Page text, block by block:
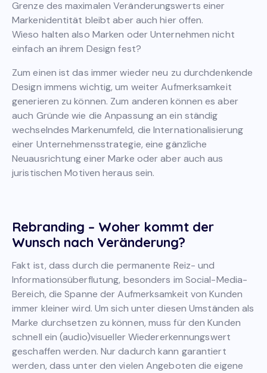
Grenze des maximalen Veränderungswerts einer
Markenidentität bleibt aber auch hier offen.
Wieso halten also Marken oder Unternehmen nicht
einfach an ihrem Design fest?
Zum einen ist das immer wieder neu zu durchdenkende
Design immens wichtig, um weiter Aufmerksamkeit
generieren zu können. Zum anderen können es aber
auch Gründe wie die Anpassung an ein ständig
wechselndes Markenumfeld, die Internationalisierung
einer Unternehmensstrategie, eine gänzliche
Neuausrichtung einer Marke oder aber auch aus
juristischen Motiven heraus sein.
Rebranding – Woher kommt der
Wunsch nach Veränderung?
Fakt ist, dass durch die permanente Reiz- und
Informationsüberflutung, besonders im Social-Media-
Bereich, die Spanne der Aufmerksamkeit von Kunden
immer kleiner wird. Um sich unter diesen Umständen als
Marke durchsetzen zu können, muss für den Kunden
schnell ein (audio)visueller Wiedererkennungswert
geschaffen werden. Nur dadurch kann garantiert
werden, dass unter den vielen Angeboten die eigene